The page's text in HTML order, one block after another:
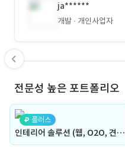
ja******
개발 개인사업자
전문성 높은 포트폴리오
플러스
인테리어 솔루션 (웹, O2O, 견적 요청, 응답, 매칭, 전자 계약, 의뢰, 중개, 공정, 자재, 시공, 공사 , 어드민, 관리자)